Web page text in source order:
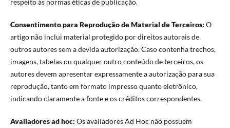
Consentimento para Reprodução de Material de Terceiros: O
artigo não inclui material protegido por direitos autorais de
outros autores sem a devida autorização. Caso contenha trechos,
imagens, tabelas ou qualquer outro conteúdo de terceiros, os
autores devem apresentar expressamente a autorização para sua
reprodução, tanto em formato impresso quanto eletrônico,
indicando claramente a fonte e os créditos correspondentes.
Avaliadores ad hoc: Os avaliadores Ad Hoc não possuem